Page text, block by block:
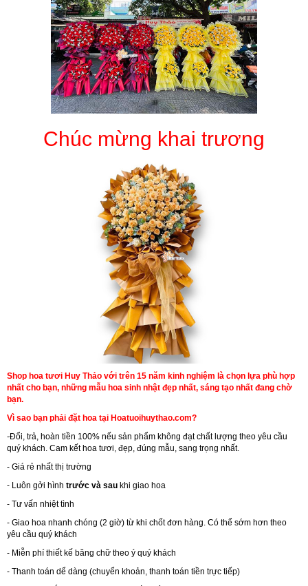
Chúc mừng khai trương
Shop hoa tươi Huy Thảo với trên 15 năm kinh nghiệm là chọn lựa phù hợp
nhất cho bạn, những mẫu hoa sinh nhật đẹp nhất, sáng tạo nhất đang chờ
bạn.
Vì sao bạn phải đặt hoa tại Hoatuoihuythao.com?
-Đổi, trả, hoàn tiền 100% nếu sản phẩm không đạt chất lượng theo yêu cầu
quý khách. Cam kết hoa tươi, đẹp, đúng mẫu, sang trọng nhất.
- Giá rẻ nhất thị trường
- Luôn gởi hình trước và sau khi giao hoa
- Tư vấn nhiệt tình
- Giao hoa nhanh chóng (2 giờ) từ khi chốt đơn hàng. Có thể sớm hơn theo
yêu cầu quý khách
- Miễn phí thiết kế băng chữ theo ý quý khách
- Thanh toán dể dàng (chuyển khoản, thanh toán tiền trực tiếp)